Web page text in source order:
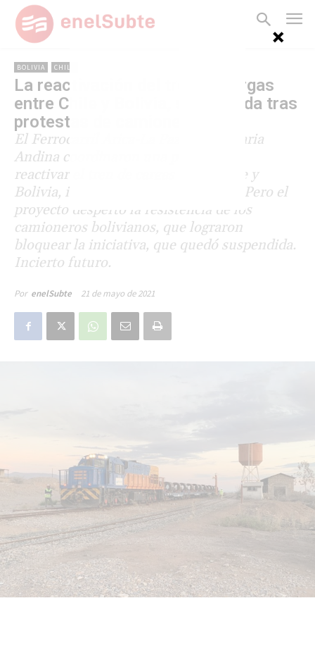
BOLIVIA CHILE
La reactivación del tren de cargas
entre Chile y Bolivia, suspendida tras
protestas de camioneros
El Ferrocarril Arica-La Paz y Ferroviaria
Andina coordinaron una prueba para
reactivar el tren de cargas entre Chile y
Bolivia, inactivo desde hace 16 años. Pero el
proyecto despertó la resistencia de los
camioneros bolivianos, que lograron
bloquear la iniciativa, que quedó suspendida.
Incierto futuro.
Por enelSubte 21 de mayo de 2021